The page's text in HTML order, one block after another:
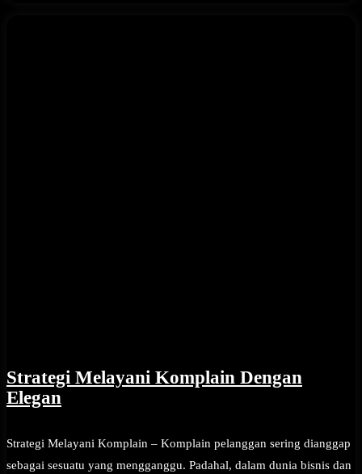
Strategi Melayani Komplain Dengan
Elegan
Strategi Melayani Komplain – Komplain pelanggan sering dianggap
sebagai sesuatu yang mengganggu. Padahal, dalam dunia bisnis dan